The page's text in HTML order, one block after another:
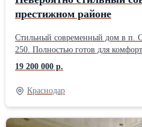
престижном районе
Стильный современный дом в п.
250. Полностью готов для
Дом кирпичный, 2014 года
участок 4,2 сотки. Высокие
тёплый и уютный дом с
изолированные комнаты •
санузел в керамограните • вся
сплит-системы, газ,
19 200 000 р.
Краснодар